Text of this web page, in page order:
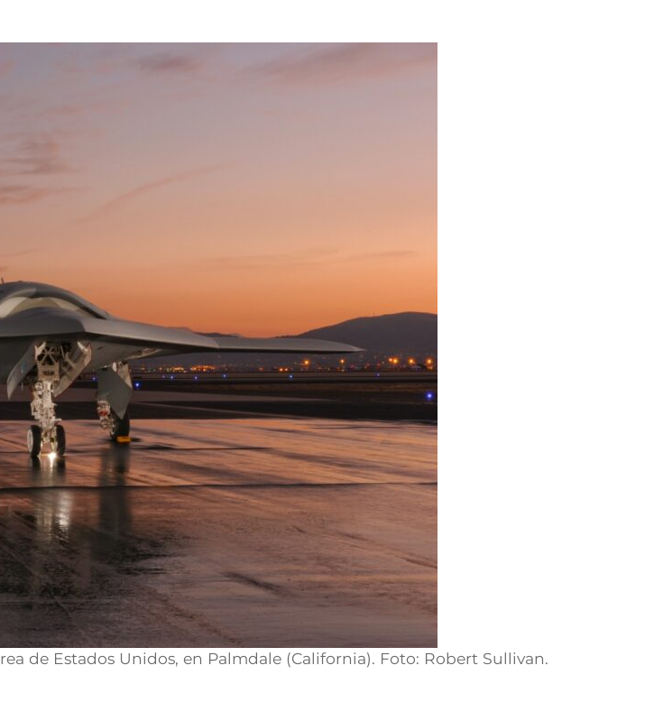
de Estados Unidos, en Palmdale (California). Foto: Robert Sullivan.